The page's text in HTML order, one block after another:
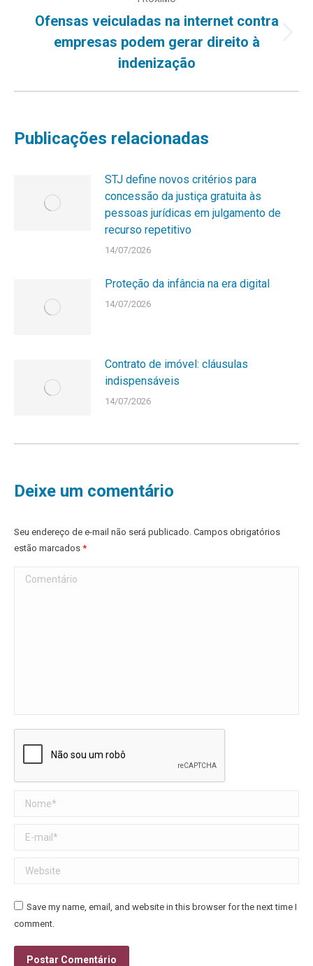
Próximo
Ofensas veiculadas na internet contra
empresas podem gerar direito à
indenização
Publicações relacionadas
STJ define novos critérios para
concessão da justiça gratuita às
pessoas jurídicas em julgamento de
recurso repetitivo
14/07/2026
Proteção da infância na era digital
14/07/2026
Contrato de imóvel: cláusulas
indispensáveis
14/07/2026
Deixe um comentário
Seu endereço de e-mail não será publicado. Campos obrigatórios
estão marcados *
Comentário
Nome *
E-mail *
Website
Save my name, email, and website in this browser for the next time I
comment.
Postar Comentário